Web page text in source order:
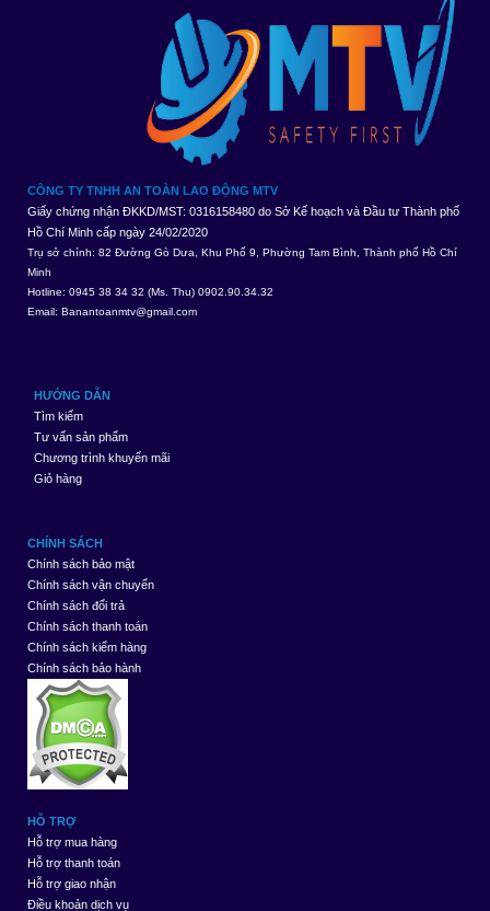
CÔNG TY TNHH AN TOÀN LAO ĐỘNG MTV
Giấy chứng nhận ĐKKD/MST: 0316158480 do Sở Kế hoạch và Đầu tư Thành phố
Hồ Chí Minh cấp ngày 24/02/2020
Trụ sở chính: 82 Đường Gò Dưa, Khu Phố 9, Phường Tam Bình, Thành phố Hồ Chí
Minh
Hotline: 0945 38 34 32 (Ms. Thu) 0902.90.34.32
Email: Banantoanmtv@gmail.com
HƯỚNG DẪN
Tìm kiếm
Tư vấn sản phẩm
Chương trình khuyến mãi
Giỏ hàng
CHÍNH SÁCH
Chính sách bảo mật
Chính sách vận chuyển
Chính sách đổi trả
Chính sách thanh toán
Chính sách kiểm hàng
Chính sách bảo hành
HỖ TRỢ
Hỗ trợ mua hàng
Hỗ trợ thanh toán
Hỗ trợ giao nhận
Điều khoản dịch vụ